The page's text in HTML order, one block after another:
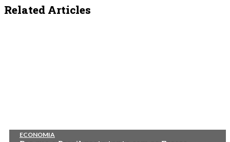
Related Articles
ECONOMIA